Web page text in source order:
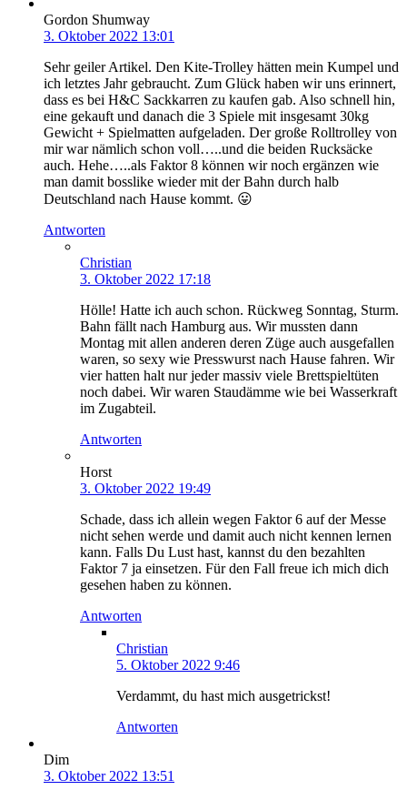
Gordon Shumway
3. Oktober 2022 13:01
Sehr geiler Artikel. Den Kite-Trolley hätten mein Kumpel und
ich letztes Jahr gebraucht. Zum Glück haben wir uns erinnert,
dass es bei H&C Sackkarren zu kaufen gab. Also schnell hin,
eine gekauft und danach die 3 Spiele mit insgesamt 30kg
Gewicht + Spielmatten aufgeladen. Der große Rolltrolley von
mir war nämlich schon voll…..und die beiden Rucksäcke
auch. Hehe…..als Faktor 8 können wir noch ergänzen wie
man damit bosslike wieder mit der Bahn durch halb
Deutschland nach Hause kommt. 😛
Antworten
Christian
3. Oktober 2022 17:18
Hölle! Hatte ich auch schon. Rückweg Sonntag, Sturm.
Bahn fällt nach Hamburg aus. Wir mussten dann
Montag mit allen anderen deren Züge auch ausgefallen
waren, so sexy wie Presswurst nach Hause fahren. Wir
vier hatten halt nur jeder massiv viele Brettspieltüten
noch dabei. Wir waren Staudämme wie bei Wasserkraft
im Zugabteil.
Antworten
Horst
3. Oktober 2022 19:49
Schade, dass ich allein wegen Faktor 6 auf der Messe
nicht sehen werde und damit auch nicht kennen lernen
kann. Falls Du Lust hast, kannst du den bezahlten
Faktor 7 ja einsetzen. Für den Fall freue ich mich dich
gesehen haben zu können.
Antworten
Christian
5. Oktober 2022 9:46
Verdammt, du hast mich ausgetrickst!
Antworten
Dim
3. Oktober 2022 13:51